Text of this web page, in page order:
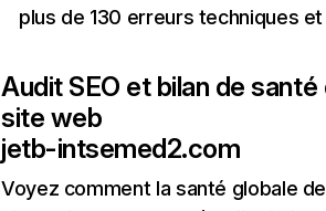
plus de 130 erreurs techniques et
Audit SEO et bilan de santé
site web
jetb-intsemed2.com
Voyez comment la santé globale